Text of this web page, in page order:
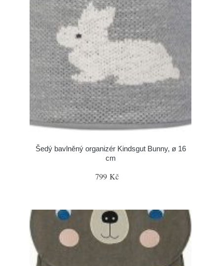
Šedý bavlněný organizér Kindsgut Bunny, ø 16
cm
799 Kč